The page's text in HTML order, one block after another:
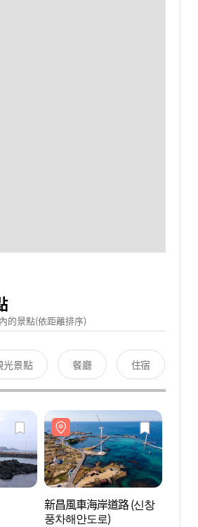
的景點(依距離排序)
光景點 餐廳 住宿
新昌風車海岸道路 (신창
풍차해안도로)